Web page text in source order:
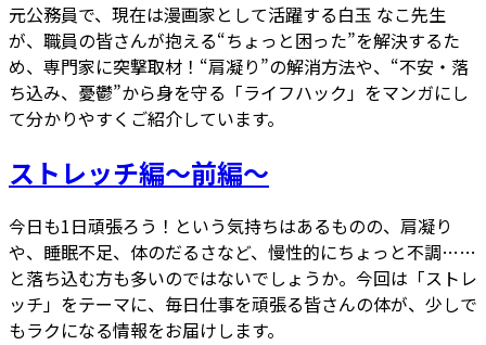
元公務員で、現在は漫画家として活躍する白玉 なこ先生
が、職員の皆さんが抱える“ちょっと困った”を解決するた
め、専門家に突撃取材！“肩凝り”の解消方法や、“不安・落
ち込み、憂鬱”から身を守る「ライフハック」をマンガにし
て分かりやすくご紹介しています。
ストレッチ編～前編～
今日も1日頑張ろう！という気持ちはあるものの、肩凝り
や、睡眠不足、体のだるさなど、慢性的にちょっと不調……
と落ち込む方も多いのではないでしょうか。今回は「ストレ
ッチ」をテーマに、毎日仕事を頑張る皆さんの体が、少しで
もラクになる情報をお届けします。